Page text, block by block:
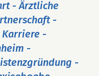
- Ärztliche
-
-
-
-